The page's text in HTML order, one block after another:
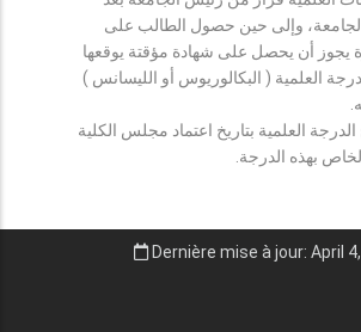
وإلى حين حصول الطالب على
يجوز أن يحصل على شهادة مؤقتة يوقعها
العلمية ( البكالوريوس أو الليسانس )
الدرجة العلمية بتاريخ اعتماد مجلس الكلية
بهذه الدرجة.
Dernière mise à jour: April